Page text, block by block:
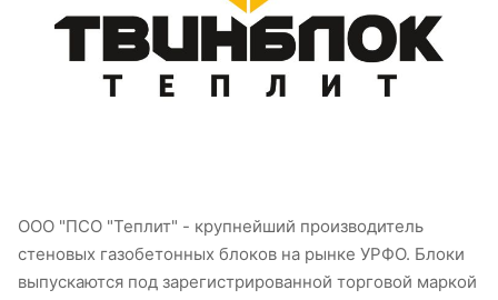
ООО "ПСО "Теплит" - крупнейший производитель
стеновых газобетонных блоков на рынке УРФО. Блоки
выпускаются под зарегистрированной торговой маркой